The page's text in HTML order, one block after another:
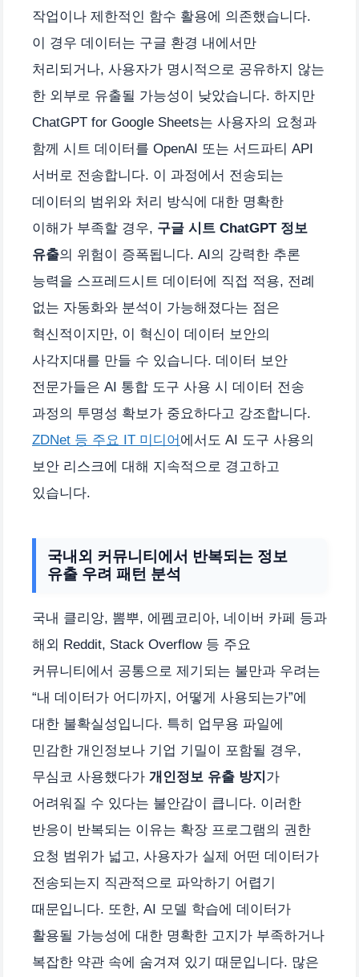
작업이나 제한적인 함수 활용에 의존했습니다.
이 경우 데이터는 구글 환경 내에서만
처리되거나, 사용자가 명시적으로 공유하지 않는
한 외부로 유출될 가능성이 낮았습니다. 하지만
ChatGPT for Google Sheets는 사용자의 요청과
함께 시트 데이터를 OpenAI 또는 서드파티 API
서버로 전송합니다. 이 과정에서 전송되는
데이터의 범위와 처리 방식에 대한 명확한
이해가 부족할 경우, 구글 시트 ChatGPT 정보
유출의 위험이 증폭됩니다. AI의 강력한 추론
능력을 스프레드시트 데이터에 직접 적용, 전례
없는 자동화와 분석이 가능해졌다는 점은
혁신적이지만, 이 혁신이 데이터 보안의
사각지대를 만들 수 있습니다. 데이터 보안
전문가들은 AI 통합 도구 사용 시 데이터 전송
과정의 투명성 확보가 중요하다고 강조합니다.
ZDNet 등 주요 IT 미디어 에서도 AI 도구 사용의
보안 리스크에 대해 지속적으로 경고하고
있습니다.
국내외 커뮤니티에서 반복되는 정보
유출 우려 패턴 분석
국내 클리앙, 뽐뿌, 에펨코리아, 네이버 카페 등과
해외 Reddit, Stack Overflow 등 주요
커뮤니티에서 공통으로 제기되는 불만과 우려는
“내 데이터가 어디까지, 어떻게 사용되는가”에
대한 불확실성입니다. 특히 업무용 파일에
민감한 개인정보나 기업 기밀이 포함될 경우,
무심코 사용했다가 개인정보 유출 방지 가
어려워질 수 있다는 불안감이 큽니다. 이러한
반응이 반복되는 이유는 확장 프로그램의 권한
요청 범위가 넓고, 사용자가 실제 어떤 데이터가
전송되는지 직관적으로 파악하기 어렵기
때문입니다. 또한, AI 모델 학습에 데이터가
활용될 가능성에 대한 명확한 고지가 부족하거나
복잡한 약관 속에 숨겨져 있기 때문입니다. 많은